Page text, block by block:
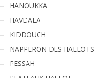
HANOUKKA
HAVDALA
KIDDOUCH
NAPPERON DES HALLOTS
PESSAH